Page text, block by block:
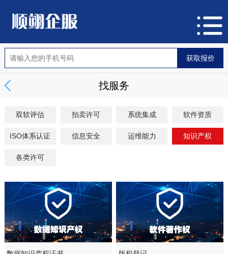
找服务
双软评估 拍卖许可 系统集成 软件资质
ISO体系认证 信息安全 运维能力 知识产权
各类许可